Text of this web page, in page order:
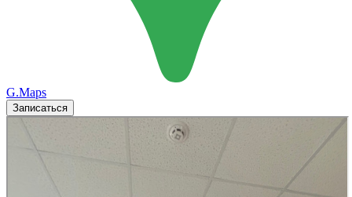
G.Maps
Записаться